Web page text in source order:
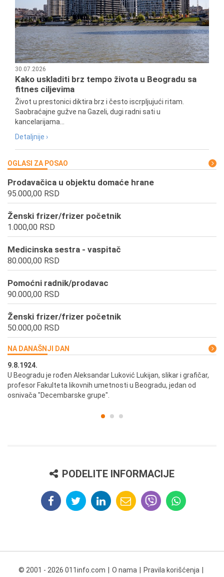
30.07.2026
Kako uskladiti brz tempo života u Beogradu sa
fitnes ciljevima
Život u prestonici diktira brz i često iscrpljujući ritam.
Saobraćajne gužve na Gazeli, dugi radni sati u
kancelarijama...
Detaljnije ›
OGLASI ZA POSAO
Prodavačica u objektu domaće hrane
95.000,00 RSD
Ženski frizer/frizer početnik
1.000,00 RSD
Medicinska sestra - vaspitač
80.000,00 RSD
Pomoćni radnik/prodavac
90.000,00 RSD
Ženski frizer/frizer početnik
50.000,00 RSD
NA DANAŠNJI DAN
9.8.1924.
U Beogradu je rođen Aleksandar Luković Lukijan, slikar i grafičar,
profesor Fakulteta likovnih umetnosti u Beogradu, jedan od
osnivača "Decembarske grupe".
PODELITE INFORMACIJE
© 2001 - 2026 011info.com O nama Pravila korišćenja